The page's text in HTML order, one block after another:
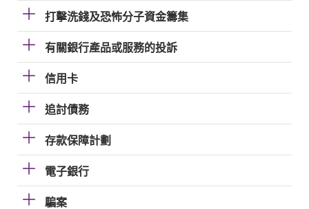
打擊洗錢及恐怖分子資金籌集
有關銀行產品或服務的投訴
信用卡
追討債務
存款保障計劃
電子銀行
騙案